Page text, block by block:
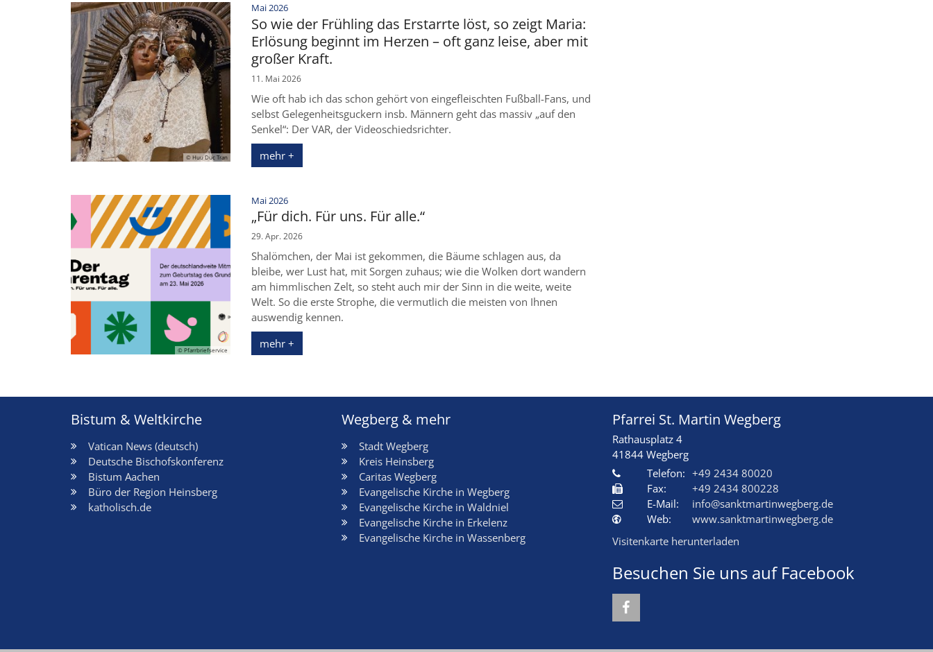
© Huu Duc Tran
Mai 2026:
So wie der Frühling das Erstarrte löst, so zeigt Maria:
Erlösung beginnt im Herzen – oft ganz leise, aber mit
großer Kraft.
11. Mai 2026
Wie oft hab ich das schon gehört von eingefleischten Fußball-Fans, und
selbst Gelegenheitsguckern insb. Männern geht das massiv „auf den
Senkel“: Der VAR, der Videoschiedsrichter.
mehr +
© Pfarrbriefservice
Mai 2026:
„Für dich. Für uns. Für alle.“
29. Apr. 2026
Shalömchen, der Mai ist gekommen, die Bäume schlagen aus, da
bleibe, wer Lust hat, mit Sorgen zuhaus; wie die Wolken dort wandern
am himmlischen Zelt, so steht auch mir der Sinn in die weite, weite
Welt. So die erste Strophe, die vermutlich die meisten von Ihnen
auswendig kennen.
mehr +
Bistum & Weltkirche
Vatican News (deutsch)
Deutsche Bischofskonferenz
Bistum Aachen
Büro der Region Heinsberg
katholisch.de
Wegberg & mehr
Stadt Wegberg
Kreis Heinsberg
Caritas Wegberg
Evangelische Kirche in Wegberg
Evangelische Kirche in Waldniel
Evangelische Kirche in Erkelenz
Evangelische Kirche in Wassenberg
Pfarrei St. Martin Wegberg
Rathausplatz 4
41844 Wegberg
Telefon: +49 2434 80020
Fax:
+49 2434 800228
E-Mail:
info@sanktmartinwegberg.de
Web:
www.sanktmartinwegberg.de
Visitenkarte herunterladen
Besuchen Sie uns auf Facebook